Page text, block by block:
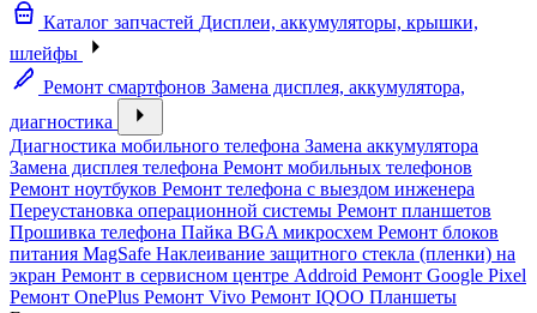
Каталог запчастей Дисплеи, аккумуляторы, крышки,
шлейфы
Ремонт смартфонов Замена дисплея, аккумулятора,
диагностика
Диагностика мобильного телефона Замена аккумулятора
Замена дисплея телефона Ремонт мобильных телефонов
Ремонт ноутбуков Ремонт телефона с выездом инженера
Переустановка операционной системы Ремонт планшетов
Прошивка телефона Пайка BGA микросхем Ремонт блоков
питания MagSafe Наклеивание защитного стекла (пленки) на
экран Ремонт в сервисном центре Addroid Ремонт Google Pixel
Ремонт OnePlus Ремонт Vivo Ремонт IQOO Планшеты